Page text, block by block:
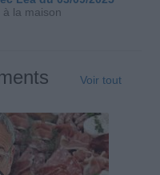
la maison
Voir tout